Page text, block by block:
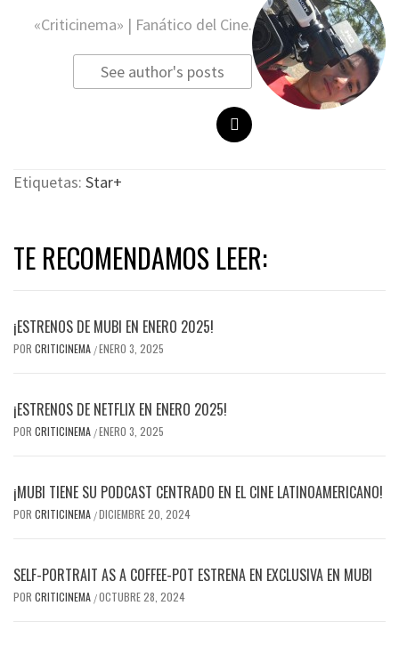
«Criticinema» | Fanático del Cine.
See author's posts
Etiquetas: Star+
TE RECOMENDAMOS LEER:
¡ESTRENOS DE MUBI EN ENERO 2025!
POR CRITICINEMA /ENERO 3, 2025
¡ESTRENOS DE NETFLIX EN ENERO 2025!
POR CRITICINEMA /ENERO 3, 2025
¡MUBI TIENE SU PODCAST CENTRADO EN EL CINE LATINOAMERICANO!
POR CRITICINEMA /DICIEMBRE 20, 2024
SELF-PORTRAIT AS A COFFEE-POT ESTRENA EN EXCLUSIVA EN MUBI
POR CRITICINEMA /OCTUBRE 28, 2024